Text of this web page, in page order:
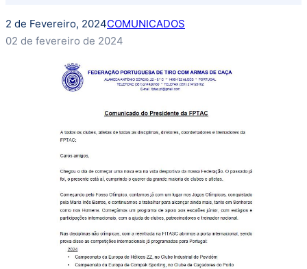
2 de Fevereiro, 2024COMUNICADOS
02 de fevereiro de 2024